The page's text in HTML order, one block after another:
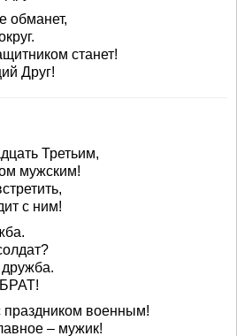
обманет,
станет!
Друг!
Третьим,
мужским!
с ним!
праздником военным!
– мужик!